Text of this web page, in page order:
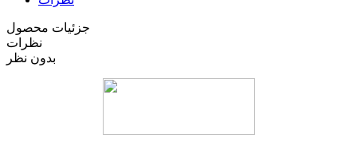
جزئیات محصول
نظرات
بدون نظر